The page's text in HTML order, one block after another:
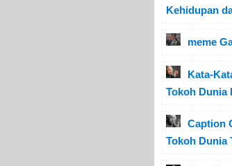
Kehidupan
meme
Kata-
Tokoh Dunia
Caption
Tokoh Dunia